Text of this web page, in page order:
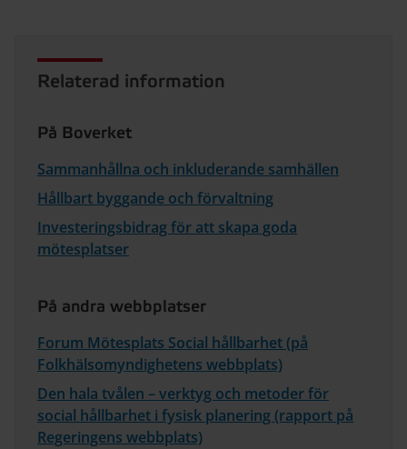
Relaterad information
På Boverket
Sammanhållna och inkluderande samhällen
Hållbart byggande och förvaltning
Investeringsbidrag för att skapa goda
mötesplatser
På andra webbplatser
Forum Mötesplats Social hållbarhet (på
Folkhälsomyndighetens webbplats)
Den hala tvålen – verktyg och metoder för
social hållbarhet i fysisk planering (rapport på
Regeringens webbplats)